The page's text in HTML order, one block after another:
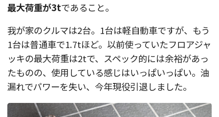
最大荷重が3tであること。
我が家のクルマは2台。1台は軽自動車ですが、もう
1台は普通車で1.7tほど。以前使っていたフロアジャ
ッキの最大荷重は2tで、スペック的には余裕があっ
たものの、使用している感じはいっぱいっぱい。油
漏れでパワーを失い、今年現役引退しました。